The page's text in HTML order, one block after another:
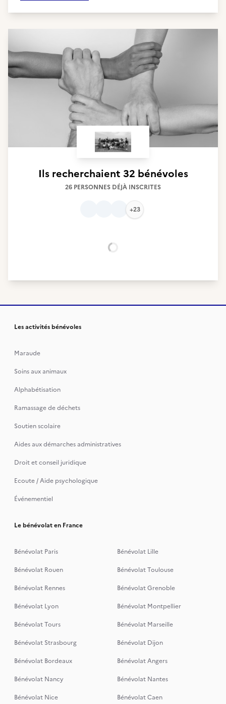
Ils recherchaient 32 bénévoles
26 PERSONNES DÉJÀ INSCRITES
+23
Les activités bénévoles
Maraude
Soins aux animaux
Alphabétisation
Ramassage de déchets
Soutien scolaire
Aides aux démarches administratives
Droit et conseil juridique
Ecoute / Aide psychologique
Événementiel
Le bénévolat en France
Bénévolat Paris
Bénévolat Lille
Bénévolat Rouen
Bénévolat Toulouse
Bénévolat Rennes
Bénévolat Grenoble
Bénévolat Lyon
Bénévolat Montpellier
Bénévolat Tours
Bénévolat Marseille
Bénévolat Strasbourg
Bénévolat Dijon
Bénévolat Bordeaux
Bénévolat Angers
Bénévolat Nancy
Bénévolat Nantes
Bénévolat Nice
Bénévolat Caen